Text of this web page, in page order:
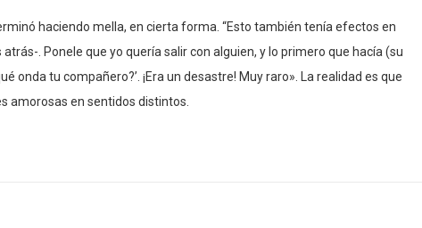
haciendo mella, en cierta forma. “Esto también tenía efectos en
. Ponele que yo quería salir con alguien, y lo primero que hacía (su
onda tu compañero?’. ¡Era un desastre! Muy raro». La realidad es que
amorosas en sentidos distintos.